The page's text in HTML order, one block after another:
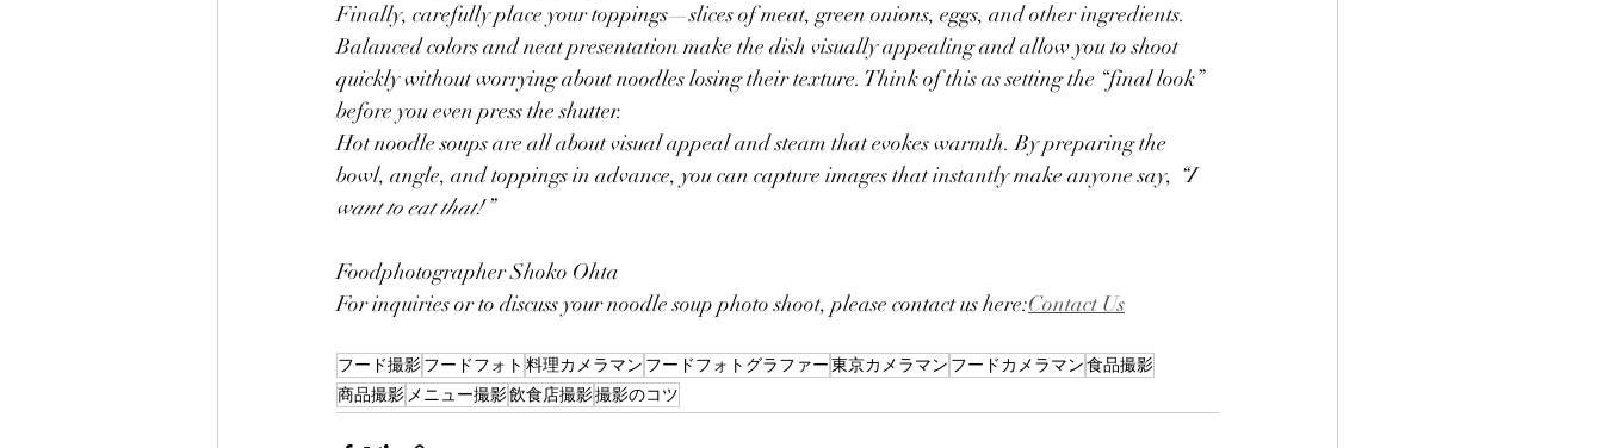
Finally, carefully place your toppings—slices of meat, green onions, eggs, and other ingredients.
Balanced colors and neat presentation make the dish visually appealing and allow you to shoot
quickly without worrying about noodles losing their texture. Think of this as setting the “final look”
before you even press the shutter.
Hot noodle soups are all about visual appeal and steam that evokes warmth. By preparing the
bowl, angle, and toppings in advance, you can capture images that instantly make anyone say, “I
want to eat that!”
Foodphotographer Shoko Ohta
For inquiries or to discuss your noodle soup photo shoot, please contact us here:Contact Us
フード撮影フードフォト 料理カメラマン フードフォトグラファー東京カメラマン フードカメラマン食品撮影
商品撮影 メニュー撮影飲食店撮影撮影のコツ